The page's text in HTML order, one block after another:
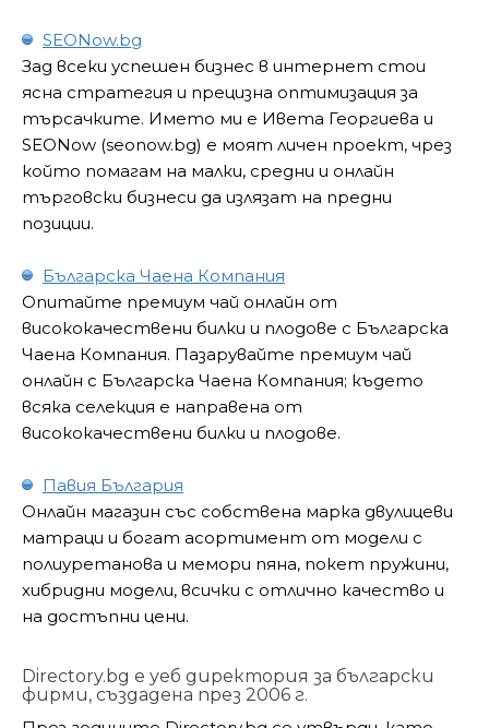
SEONow.bg
Зад всеки успешен бизнес в интернет стои
ясна стратегия и прецизна оптимизация за
търсачките. Името ми е Ивета Георгиева и
SEONow (seonow.bg) е моят личен проект, чрез
който помагам на малки, средни и онлайн
търговски бизнеси да излязат на предни
позиции.
Българска Чаена Компания
Опитайте премиум чай онлайн от
висококачествени билки и плодове с Българска
Чаена Компания. Пазарувайте премиум чай
онлайн с Българска Чаена Компания; където
всяка селекция е направена от
висококачествени билки и плодове.
Павия България
Онлайн магазин със собствена марка двулицеви
матраци и богат асортимент от модели с
полиуретанова и мемори пяна, покет пружини,
хибридни модели, всички с отлично качество и
на достъпни цени.
Directory.bg е уеб директория за български
фирми, създадена през 2006 г.